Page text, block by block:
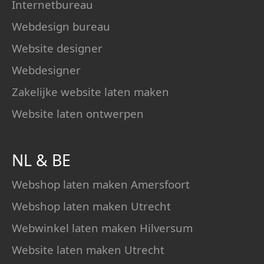
Internetbureau
Webdesign bureau
Website designer
Webdesigner
Zakelijke website laten maken
Website laten ontwerpen
NL & BE
Webshop laten maken Amersfoort
Webshop laten maken Utrecht
Webwinkel laten maken Hilversum
Website laten maken Utrecht